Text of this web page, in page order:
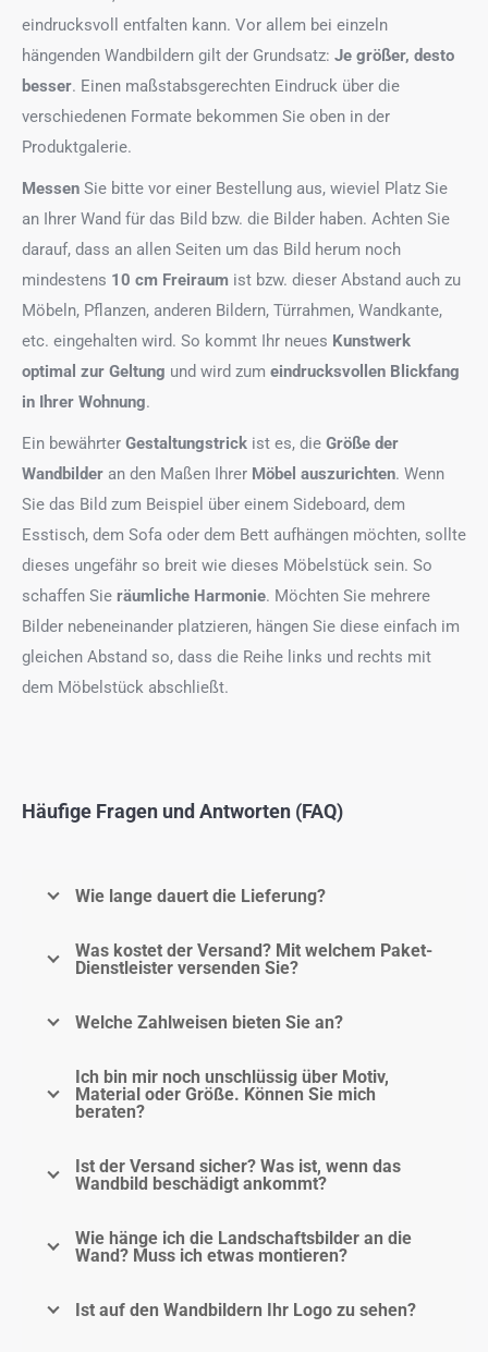
eindrucksvoll entfalten kann. Vor allem bei einzeln
hängenden Wandbildern gilt der Grundsatz: Je größer, desto
besser. Einen maßstabsgerechten Eindruck über die
verschiedenen Formate bekommen Sie oben in der
Produktgalerie.
Messen Sie bitte vor einer Bestellung aus, wieviel Platz Sie
an Ihrer Wand für das Bild bzw. die Bilder haben. Achten Sie
darauf, dass an allen Seiten um das Bild herum noch
mindestens 10 cm Freiraum ist bzw. dieser Abstand auch zu
Möbeln, Pflanzen, anderen Bildern, Türrahmen, Wandkante,
etc. eingehalten wird. So kommt Ihr neues Kunstwerk
optimal zur Geltung und wird zum eindrucksvollen Blickfang
in Ihrer Wohnung.
Ein bewährter Gestaltungstrick ist es, die Größe der
Wandbilder an den Maßen Ihrer Möbel auszurichten. Wenn
Sie das Bild zum Beispiel über einem Sideboard, dem
Esstisch, dem Sofa oder dem Bett aufhängen möchten, sollte
dieses ungefähr so breit wie dieses Möbelstück sein. So
schaffen Sie räumliche Harmonie. Möchten Sie mehrere
Bilder nebeneinander platzieren, hängen Sie diese einfach im
gleichen Abstand so, dass die Reihe links und rechts mit
dem Möbelstück abschließt.
Häufige Fragen und Antworten (FAQ)
Wie lange dauert die Lieferung?
Was kostet der Versand? Mit welchem Paket-
Dienstleister versenden Sie?
Welche Zahlweisen bieten Sie an?
Ich bin mir noch unschlüssig über Motiv,
Material oder Größe. Können Sie mich
beraten?
Ist der Versand sicher? Was ist, wenn das
Wandbild beschädigt ankommt?
Wie hänge ich die Landschaftsbilder an die
Wand? Muss ich etwas montieren?
Ist auf den Wandbildern Ihr Logo zu sehen?